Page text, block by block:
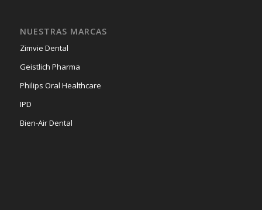
NUESTRAS MARCAS
Zimvie Dental
Geistlich Pharma
Philips Oral Healthcare
IPD
Bien-Air Dental